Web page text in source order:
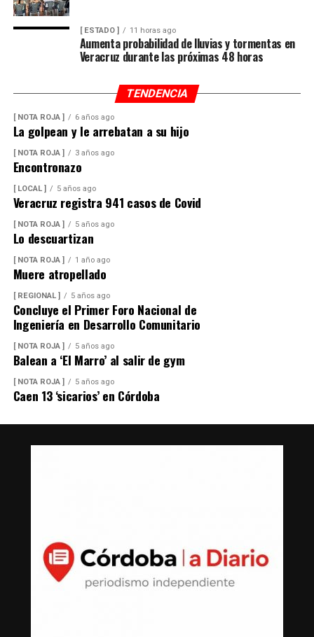
[ ESTADO ] 11 horas ago
Aumenta probabilidad de lluvias y tormentas en
Veracruz durante las próximas 48 horas
TENDENCIA
[ NOTA ROJA ] 6 años ago
La golpean y le arrebatan a su hijo
[ NOTA ROJA ] 3 años ago
Encontronazo
[ LOCAL ] 5 años ago
Veracruz registra 941 casos de Covid
[ NOTA ROJA ] 5 años ago
Lo descuartizan
[ NOTA ROJA ] 1 año ago
Muere atropellado
[ REGIONAL ] 5 años ago
Concluye el Primer Foro Nacional de
Ingeniería en Desarrollo Comunitario
[ NOTA ROJA ] 5 años ago
Balean a ‘El Marro’ al salir de gym
[ NOTA ROJA ] 5 años ago
Caen 13 ‘sicarios’ en Córdoba